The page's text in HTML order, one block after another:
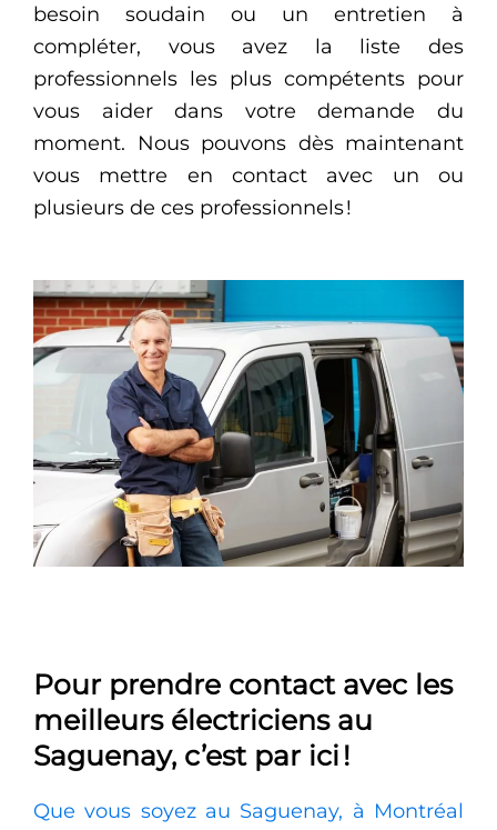
besoin soudain ou un entretien à
compléter, vous avez la liste des
professionnels les plus compétents pour
vous aider dans votre demande du
moment. Nous pouvons dès maintenant
vous mettre en contact avec un ou
plusieurs de ces professionnels !
Pour prendre contact avec les
meilleurs électriciens au
Saguenay, c’est par ici !
Que vous soyez au Saguenay, à Montréal